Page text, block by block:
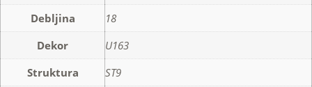
Debljina
18
Dekor
U163
Struktura
ST9